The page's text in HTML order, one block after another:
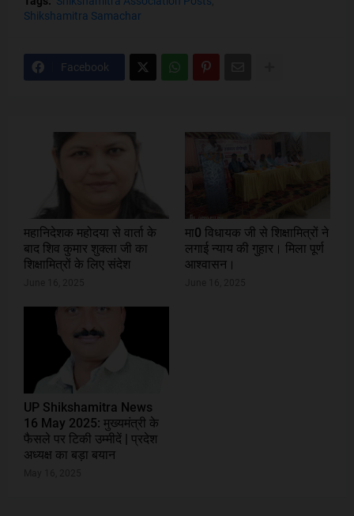
Shikshamitra Samachar
Facebook
महानिदेशक महोदया से वार्ता के
बाद शिव कुमार शुक्ला जी का
शिक्षामित्रों के लिए संदेश
मा0 विधायक जी से शिक्षामित्रों ने
लगाई न्याय की गुहार। मिला पूर्ण
आश्वासन।
UP Shikshamitra News
16 May 2025: मुख्यमंत्री के
फैसले पर टिकी उम्मीदें | प्रदेश
अध्यक्ष का बड़ा बयान